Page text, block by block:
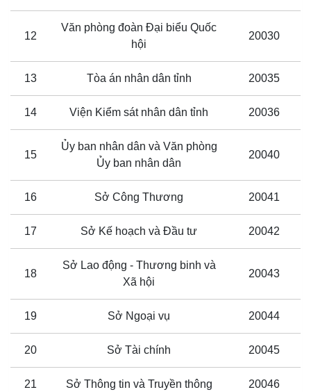
12
Văn phòng đoàn Đại biểu Quốc
hội
20030
13 Tòa án nhân dân tỉnh 20035
14 Viện Kiểm sát nhân dân tỉnh 20036
15
Ủy ban nhân dân và Văn phòng
Ủy ban nhân dân
20040
16 Sở Công Thương 20041
17 Sở Kế hoạch và Đầu tư 20042
18
Sở Lao động - Thương binh và
Xã hội
20043
19 Sở Ngoại vụ 20044
20 Sở Tài chính 20045
21 Sở Thông tin và Truyền thông 20046